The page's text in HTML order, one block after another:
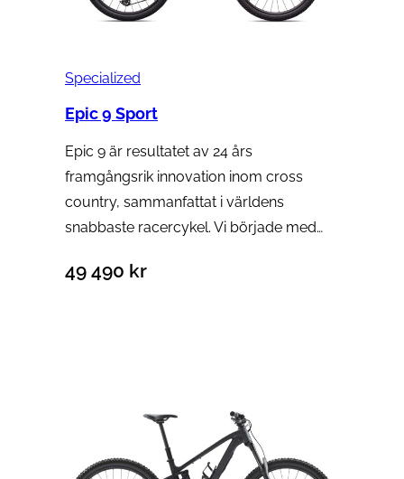
Specialized
Epic 9 Sport
Epic 9 är resultatet av 24 års
framgångsrik innovation inom cross
country, sammanfattat i världens
snabbaste racercykel. Vi började med…
49 490 kr